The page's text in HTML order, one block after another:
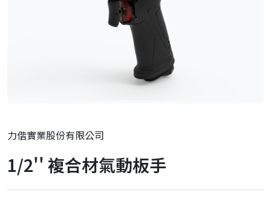
力偕實業股份有限公司
1/2'' 複合材氣動板手